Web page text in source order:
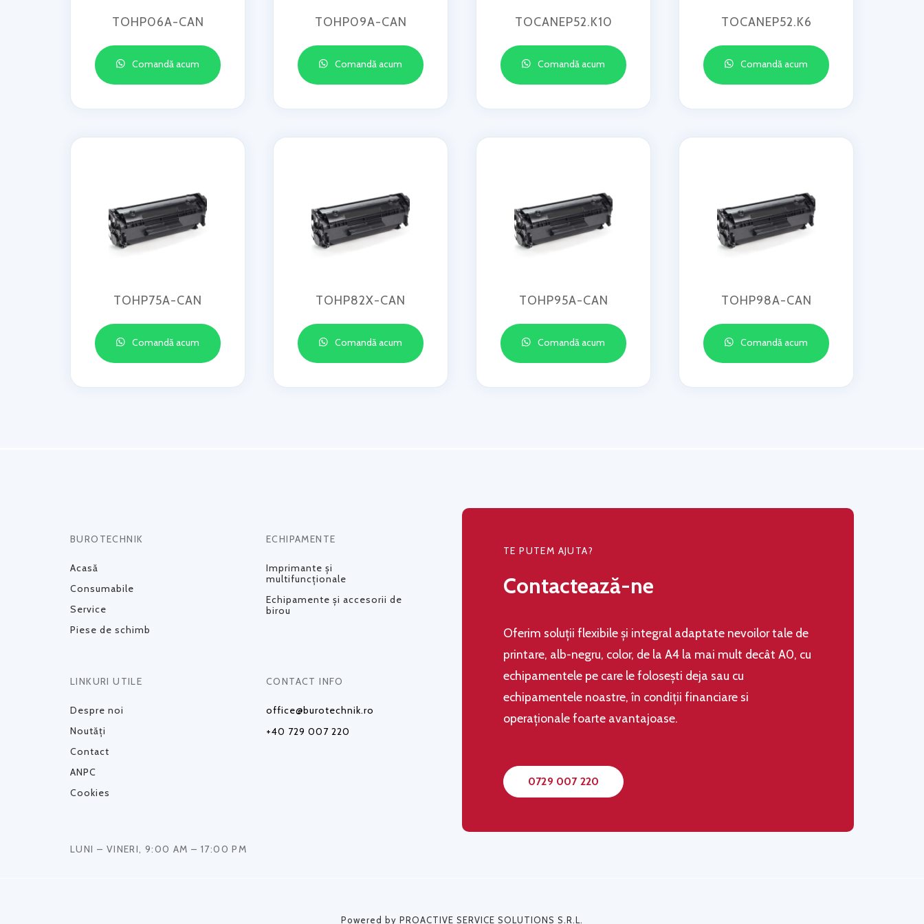
TOHP06A-CAN
Comandă acum
TOHP09A-CAN
Comandă acum
TOCANEP52.K10
Comandă acum
TOCANEP52.K6
Comandă acum
TOHP75A-CAN
Comandă acum
TOHP82X-CAN
Comandă acum
TOHP95A-CAN
Comandă acum
TOHP98A-CAN
Comandă acum
BUROTECHNIK
Acasă
Consumabile
Service
Piese de schimb
ECHIPAMENTE
Imprimante și
multifuncționale
Echipamente și accesorii de
birou
LINKURI UTILE
Despre noi
Noutăți
Contact
ANPC
Cookies
CONTACT INFO
office@burotechnik.ro
+40 729 007 220
LUNI – VINERI, 9:00 AM – 17:00 PM
TE PUTEM AJUTA?
Contactează-ne
Oferim soluţii flexibile şi integral adaptate nevoilor tale de
printare, alb-negru, color, de la A4 la mai mult decât A0, cu
echipamentele pe care le folosești deja sau cu
echipamentele noastre, în condiţii financiare si
operaţionale foarte avantajoase.
0729 007 220
Powered by PROACTIVE SERVICE SOLUTIONS S.R.L.